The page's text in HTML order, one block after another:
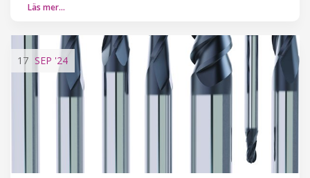
Läs mer…
17 SEP '24